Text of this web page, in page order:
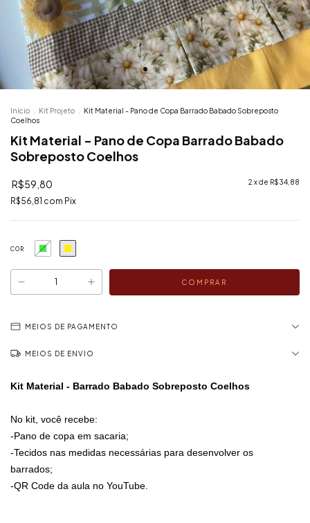
Início Kit Projeto
Kit Material - Pano de Copa Barrado Babado Sobreposto
Coelhos
Kit Material - Pano de Copa Barrado Babado
Sobreposto Coelhos
R$59,80 2 x de R$34,88
R$56,81 com Pix
COR
MEIOS DE PAGAMENTO
MEIOS DE ENVIO
Kit Material - Barrado Babado Sobreposto Coelhos
No kit, você recebe:
-Pano de copa em sacaria;
-Tecidos nas medidas necessárias para desenvolver os
barrados;
-QR Code da aula no YouTube.